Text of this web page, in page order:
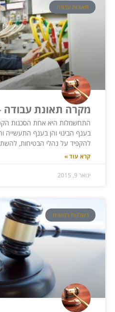
תאונות עבודה
מקרה תאונת
התחשמלות היא אחת הסכנות
בענף הבינוי והן בענף התעשייה
להקפיד על נהלי הבטיחות,
קרא עוד »
ינואר 9, 2015
רשלנות רפואית